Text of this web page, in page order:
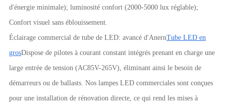
d'énergie minimale); luminosité confort (2000-5000 lux réglable);
Confort visuel sans éblouissement.
Éclairage commercial de tube de LED: avancé d'AnernTube LED en
grosDispose de pilotes à courant constant intégrés prenant en charge une
large entrée de tension (AC85V-265V), éliminant ainsi le besoin de
démarreurs ou de ballasts. Nos lampes LED commerciales sont conçues
pour une installation de rénovation directe, ce qui rend les mises à